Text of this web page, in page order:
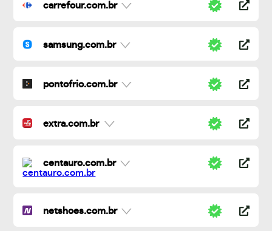
carrefour.com.br
samsung.com.br
pontofrio.com.br
extra.com.br
centauro.com.br
netshoes.com.br